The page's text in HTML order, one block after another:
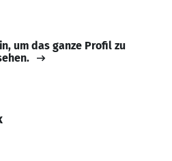
um das ganze Profil zu